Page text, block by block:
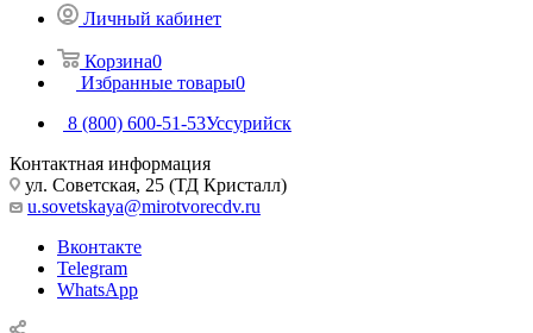
Личный кабинет
Корзина0
Избранные товары0
8 (800) 600-51-53Уссурийск
Контактная информация
ул. Советская, 25 (ТД Кристалл)
u.sovetskaya@mirotvorecdv.ru
Вконтакте
Telegram
WhatsApp